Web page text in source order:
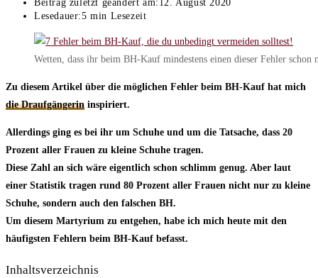
Beitrag zuletzt geändert am: 12. August 2020
Lesedauer:5 min Lesezeit
Wetten, dass ihr beim BH-Kauf mindestens einen dieser Fehler schon
Zu diesem Artikel über die möglichen Fehler beim BH-Kauf hat mich
die Draufgängerin inspiriert.
Allerdings ging es bei ihr um Schuhe und um die Tatsache, dass 20
Prozent aller Frauen zu kleine Schuhe tragen.
Diese Zahl an sich wäre eigentlich schon schlimm genug. Aber laut
einer Statistik tragen rund 80 Prozent aller Frauen nicht nur zu kleine
Schuhe, sondern auch den falschen BH.
Um diesem Martyrium zu entgehen, habe ich mich heute mit den
häufigsten Fehlern beim BH-Kauf befasst.
Inhaltsverzeichnis